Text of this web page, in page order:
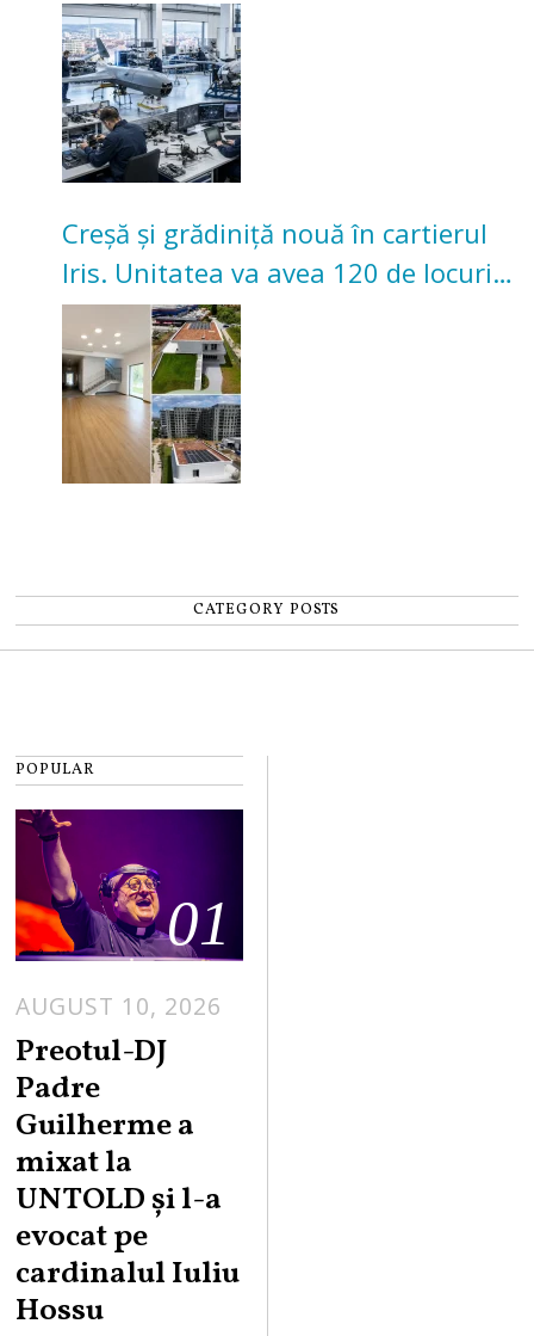
înceapă în toamna acestui an
Creșă și grădiniță nouă în cartierul
Iris. Unitatea va avea 120 de locuri
pentru copii
CATEGORY POSTS
POPULAR
01
AUGUST 10, 2026
,
Preotul-DJ
Padre
Guilherme a
mixat la
UNTOLD și l-a
evocat pe
cardinalul Iuliu
Hossu